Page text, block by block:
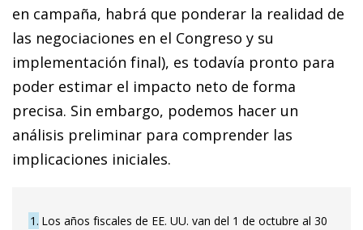
en campaña, habrá que ponderar la realidad de
las negociaciones en el Congreso y su
implementación final), es todavía pronto para
poder estimar el impacto neto de forma
precisa. Sin embargo, podemos hacer un
análisis preliminar para comprender las
implicaciones iniciales.
1 Los años fiscales de EE. UU. van del 1 de octubre al 30